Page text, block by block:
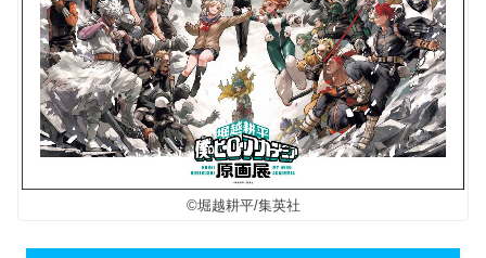
©堀越耕平/集英社